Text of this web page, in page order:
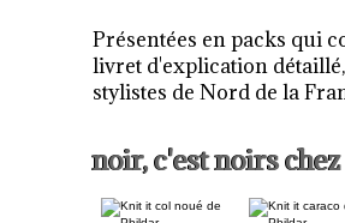
Présentées en packs qui
livret d'explication
stylistes de Nord de la
noir, c'est noirs